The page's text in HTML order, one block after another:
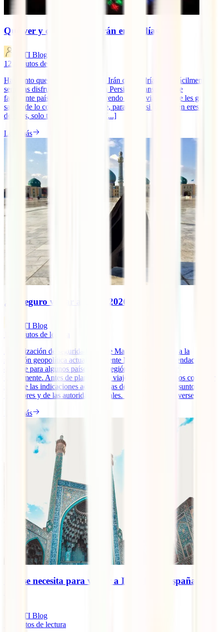
Qué ver y qué hacer en Irán en 10 días
IATI Blog
12
minutos de lectura
Hay tanto que ver y que hacer en Irán que podrías estar fácilmente 3
semanas disfrutando de la antigua Persia sin cansarte. Este
fascinante país ya lleva años atrayendo a esos viajeros que les gusta
salirse de lo convencional, así que, para saber si tú también eres uno
de ellos, solo tienes que leer esta [...]
Leer más
¿Es seguro viajar a Irán? 2026
IATI Blog
minutos de lectura
Actualización de seguridad – 27 de Marzo 2026 Debido a la
situación geopolítica actual en Oriente Medio, las recomendaciones
de viaje para algunos países de la región pueden cambiar
rápidamente. Antes de planificar tu viaje, te recomendamos consultar
siempre las indicaciones actualizadas del Ministerio de Asuntos
Exteriores y de las autoridades locales. Si tu viaje puede verse [...]
Leer más
Qué se necesita para viajar a Irán desde España en
IATI Blog
minutos de lectura